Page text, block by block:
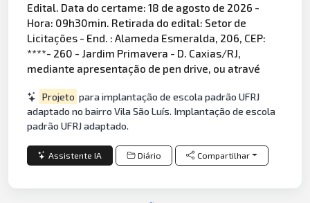
Edital. Data do certame: 18 de agosto de 2026 -
Hora: 09h30min. Retirada do edital: Setor de
Licitações - End. : Alameda Esmeralda, 206, CEP:
****- 260 - Jardim Primavera - D. Caxias/RJ,
mediante apresentação de pen drive, ou atravé
Projeto para implantação de escola padrão UFRJ
adaptado no bairro Vila São Luís. Implantação de escola
padrão UFRJ adaptado.
Assistente IA Diário Compartilhar